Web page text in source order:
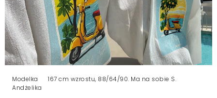
Modelka
Andżelika
167 cm wzrostu, 88/64/90. Ma na sobie S.